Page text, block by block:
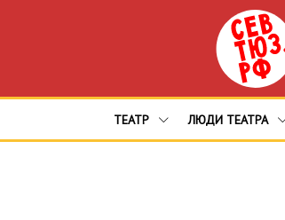
ТЕАТР ЛЮДИ ТЕАТРА